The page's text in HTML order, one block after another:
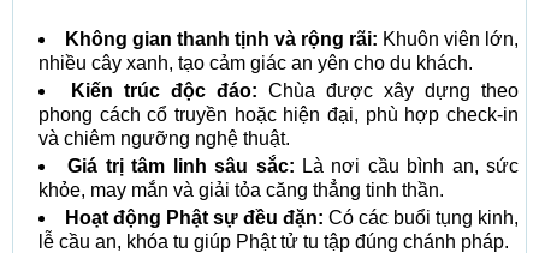
Không gian thanh tịnh và rộng rãi: Khuôn viên lớn,
nhiều cây xanh, tạo cảm giác an yên cho du khách.
Kiến trúc độc đáo: Chùa được xây dựng theo
phong cách cổ truyền hoặc hiện đại, phù hợp check-in
và chiêm ngưỡng nghệ thuật.
Giá trị tâm linh sâu sắc: Là nơi cầu bình an, sức
khỏe, may mắn và giải tỏa căng thẳng tinh thần.
Hoạt động Phật sự đều đặn: Có các buổi tụng kinh,
lễ cầu an, khóa tu giúp Phật tử tu tập đúng chánh pháp.